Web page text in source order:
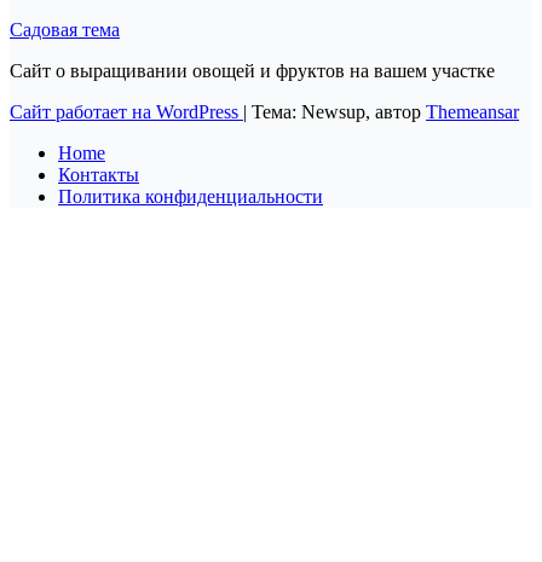
Садовая тема
Сайт о выращивании овощей и фруктов на вашем участке
Сайт работает на WordPress | Тема: Newsup, автор Themeansar
Home
Контакты
Политика конфиденциальности